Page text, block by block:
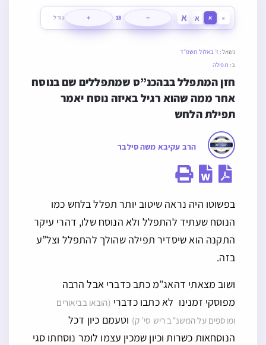
א א א א −
18
+ גודל
נשאל: ז׳ באלול תשפ״ד
ב: תפילה
חזן המתפלל בבהכנ”ס שמתפללים שם בנוסח
תפילת הלחש
הרב עקיבא משה סילבר
בפשוטו היה נראה שיטוב יותר תפלל בלחש כמו
הנוסח שעתיד להתפלל ולא הנוסח שלו, דהרי עיקר
התקנה הוא שיסדיר תפילה שהולך להתפלל וצל”ע
בזה.
ושוב מצאתי דהאג”מ כתב כדברי אבל הרבה
מפוסקי זמנינו לא כתבו כדברי (הובאו בביאורים
ומוספים על המשנ”ב ריש סי’ ק) וטעמם כיון דכל
הנוסחאות כשרות וכיון שמכין עצמו לומר נוסחתו סגי